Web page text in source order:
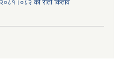
को रातो किताव